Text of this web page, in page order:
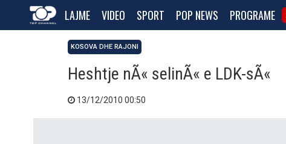
LAJME VIDEO SPORT POP NEWS PROGRAME
KOSOVA DHE RAJONI
Heshtje nÃ« selinÃ« e LDK-sÃ«
13/12/2010 00:50